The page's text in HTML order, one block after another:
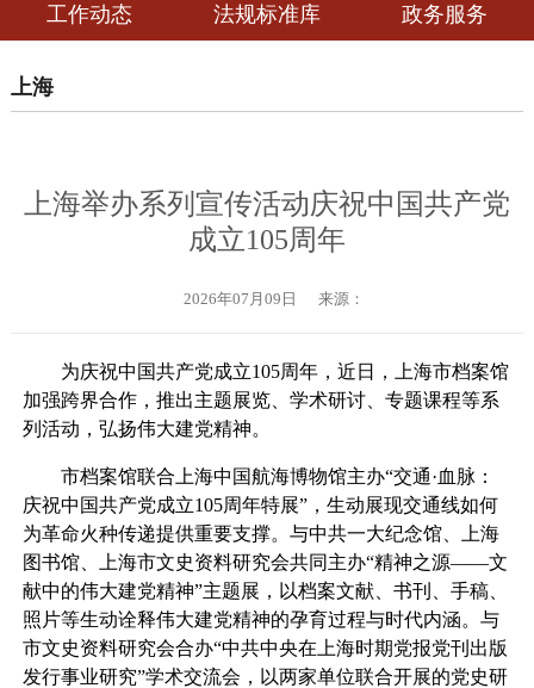
工作动态 法规标准库 政务服务
上海
上海举办系列宣传活动庆祝中国共产党
成立105周年
2026年07月09日 来源：
为庆祝中国共产党成立105周年，近日，上海市档案馆
加强跨界合作，推出主题展览、学术研讨、专题课程等系
列活动，弘扬伟大建党精神。
市档案馆联合上海中国航海博物馆主办“交通·血脉：
庆祝中国共产党成立105周年特展”，生动展现交通线如何
为革命火种传递提供重要支撑。与中共一大纪念馆、上海
图书馆、上海市文史资料研究会共同主办“精神之源——文
献中的伟大建党精神”主题展，以档案文献、书刊、手稿、
照片等生动诠释伟大建党精神的孕育过程与时代内涵。与
市文史资料研究会合办“中共中央在上海时期党报党刊出版
发行事业研究”学术交流会，以两家单位联合开展的党史研